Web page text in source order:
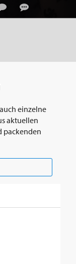
einzelne
aktuellen
packenden